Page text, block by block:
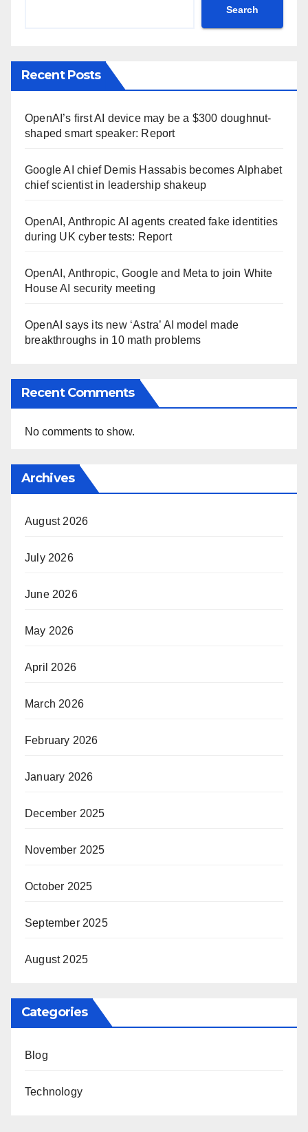
Search
Recent Posts
OpenAI’s first AI device may be a $300 doughnut-
shaped smart speaker: Report
Google AI chief Demis Hassabis becomes Alphabet
chief scientist in leadership shakeup
OpenAI, Anthropic AI agents created fake identities
during UK cyber tests: Report
OpenAI, Anthropic, Google and Meta to join White
House AI security meeting
OpenAI says its new ‘Astra’ AI model made
breakthroughs in 10 math problems
Recent Comments
No comments to show.
Archives
August 2026
July 2026
June 2026
May 2026
April 2026
March 2026
February 2026
January 2026
December 2025
November 2025
October 2025
September 2025
August 2025
Categories
Blog
Technology